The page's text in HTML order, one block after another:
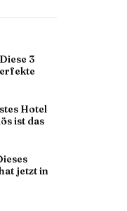
3
Hotel
ist das
jetzt in